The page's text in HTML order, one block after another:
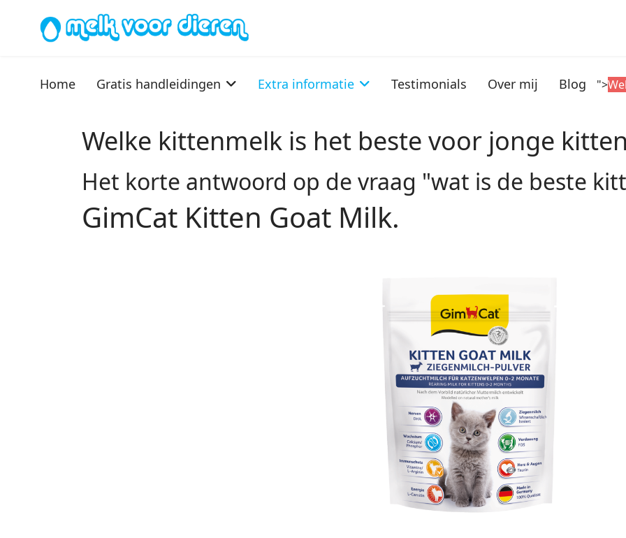
Home Gratis handleidingen Extra informatie Testimonials Over mij Blog ">
Welke kittenmelk is het beste voor jonge
Het korte antwoord op de vraag "wat is de beste
GimCat Kitten Goat Milk.